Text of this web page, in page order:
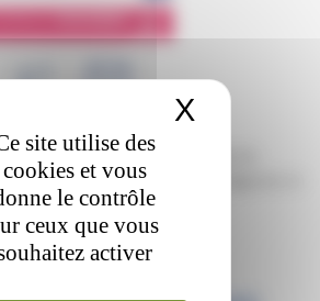
MEMBRE
Le diagnostic phénotypique
Annuaire des analyses/
imprimable
ET
site utilise des
cookies et vous
le contrôle
ceux que vous
activer
X